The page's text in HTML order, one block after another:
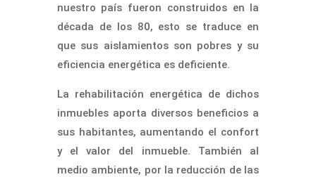
nuestro país fueron construidos en la
década de los 80, esto se traduce en
que sus aislamientos son pobres y su
eficiencia energética es deficiente.
La rehabilitación energética de dichos
inmuebles aporta diversos beneficios a
sus habitantes, aumentando el confort
y el valor del inmueble. También al
medio ambiente, por la reducción de las